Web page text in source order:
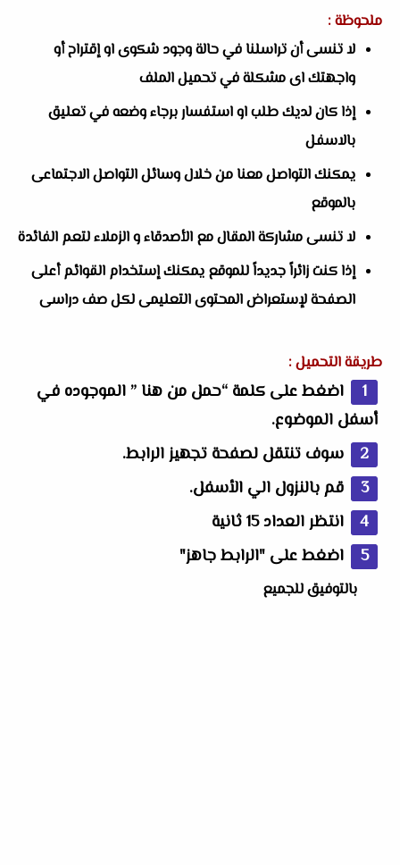
ملحوظة :
لا تنسى أن تراسلنا في حالة وجود شكوى او إقتراح أو
واجهتك اى مشكلة في تحميل الملف
إذا كان لديك طلب او استفسار برجاء وضعه في تعليق
بالاسفل
يمكنك التواصل معنا من خلال وسائل التواصل الاجتماعى
بالموقع
لا تنسى مشاركة المقال مع الأصدقاء و الزملاء لتعم الفائدة
إذا كنت زائراً جديداً للموقع يمكنك إستخدام القوائم أعلى
الصفحة لإستعراض المحتوى التعليمى لكل صف دراسى
طريقة التحميل :
اضغط على كلمة “حمل من هنا ” الموجوده في
أسفل الموضوع.
سوف تنتقل لصفحة تجهيز الرابط.
قم بالنزول الي الأسفل.
انتظر العداد 15 ثانية
اضغط على "الرابط جاهز"
بالتوفيق للجميع